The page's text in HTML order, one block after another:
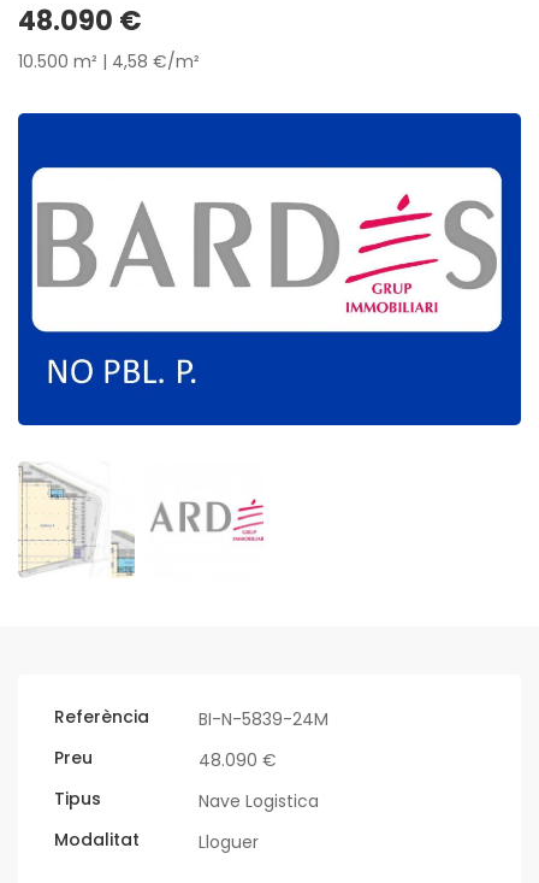
48.090 €
10.500 m² | 4,58 €/m²
Referència
BI-N-5839-24M
Preu
48.090 €
Tipus
Nave Logistica
Modalitat
Lloguer